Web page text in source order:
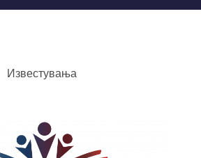
Известувања